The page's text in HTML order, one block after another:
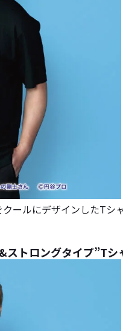
ールにデザインしたTシャ
ストロングタイプ”Tシ